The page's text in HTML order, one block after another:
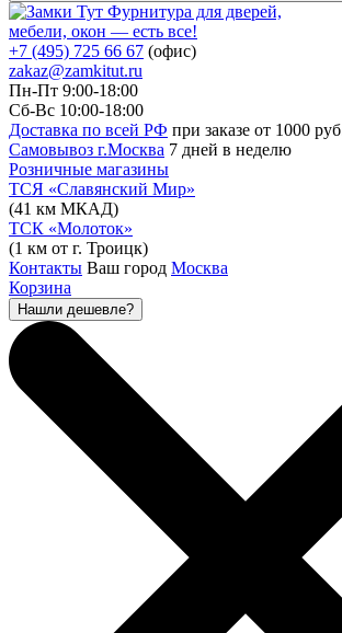
Фурнитура для дверей,
мебели, окон — есть все!
+7 (495) 725 66 67 (офис)
zakaz@zamkitut.ru
Пн-Пт 9:00-18:00
Сб-Вс 10:00-18:00
Доставка по всей РФ при заказе от 1000
Самовывоз г.Москва 7 дней в неделю
Розничные магазины
ТСЯ «Славянский Мир»
(41 км МКАД)
ТСК «Молоток»
(1 км от г. Троицк)
Контакты Ваш город Москва
Корзина
Нашли дешевле?